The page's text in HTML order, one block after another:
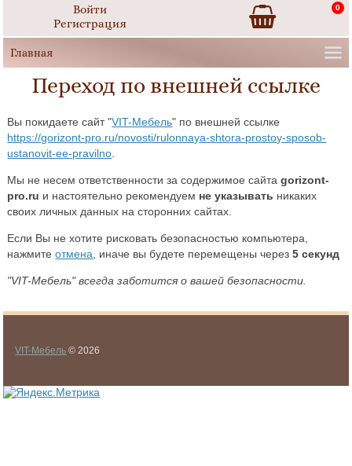
Войти
Регистрация
0
Переход по внешней ссылке
Вы покидаете сайт "VIT-Мебель" по внешней ссылке
https://gorizont-pro.ru/novosti/rulonnaya-shtora-prostoy-sposob-
ustanovit-ee-pravilno
Мы не несем ответственности за содержимое сайтаgorizont-
pro.ru и настоятельно рекомендуем не указывать никаких
своих личных данных на сторонних сайтах.
Если Вы не хотите рисковать безопасностью компьютера,
нажмитеотмена , иначе вы будете перемещены через5 секунд
"VIT-Мебель" всегда заботится о вашей безопасности.
VIT-Мебель © 2026